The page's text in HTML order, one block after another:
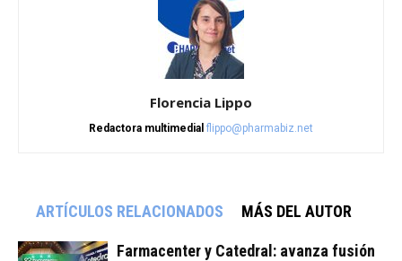
Florencia Lippo
Redactora multimedial flippo@pharmabiz.net
ARTÍCULOS RELACIONADOS MÁS DEL AUTOR
Farmacenter y Catedral: avanza fusión